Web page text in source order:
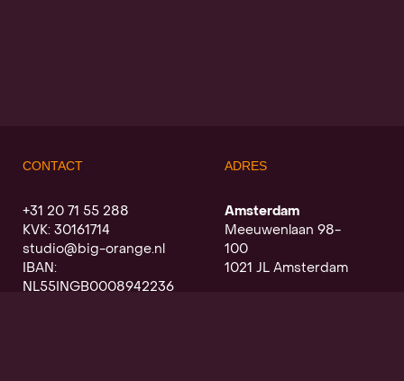
CONTACT
+31 20 71 55 288
KVK: 30161714
studio@big-orange.nl
IBAN:
NL55INGB0008942236
ADRES
Amsterdam
Meeuwenlaan 98-
100
1021 JL Amsterdam